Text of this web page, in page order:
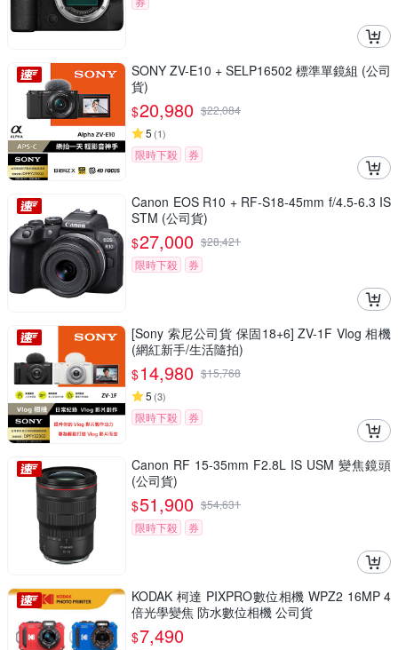
SONY ZV-E10 + SELP16502 標準單鏡組 (公司
貨)
$20,980 $22,084
5 (1)
限時下殺 券
Canon EOS R10 + RF-S18-45mm f/4.5-6.3 IS
STM (公司貨)
$27,000 $28,421
限時下殺
券
[Sony 索尼公司貨 保固18+6] ZV-1F Vlog 相機
(網紅新手/生活隨拍)
$14,980 $15,768
5 (3)
限時下殺 券
Canon RF 15-35mm F2.8L IS USM 變焦鏡頭
(公司貨)
$51,900 $54,631
限時下殺
券
KODAK 柯達 PIXPRO數位相機 WPZ2 16MP 4
倍光學變焦 防水數位相機 公司貨
$7,490